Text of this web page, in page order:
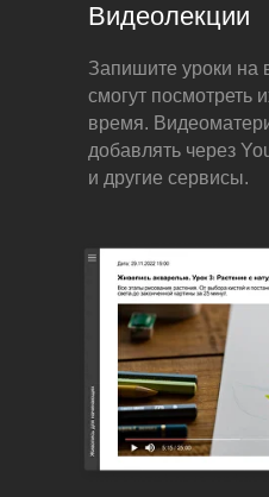
Запишите уроки на
смогут посмотреть
время.
добавлять через
и другие сервисы.
Видеолекции